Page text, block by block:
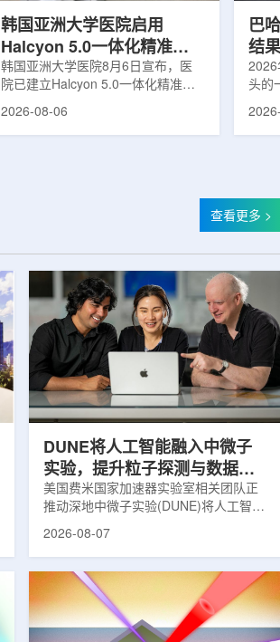
韩国亚洲大学医院启用
Halcyon 5.0一体化精准放
射治疗方案
韩国亚洲大学医院8月6日宣布，医
院已建立Halcyon 5.0一体化精准放
射治疗解决方案，并开始全面用于患
射治疗系统IDENTIFY。亚洲大学医
院表示，该院是韩国首...
2026-08-06
巴
结
2026
头的
强癌
评估
织/泛
力和
家组
查看更多 >
DUNE将人工智能融入中微子
实验，提升粒子探测与数据处
理能力
美国费米国家加速器实验室相关团队正
推动深地中微子实验(DUNE)将人工智能
互作用识别、事件分类和探测器管理能
力。DUNE位于长基线中微子设施，目
前已开始安装大型中微子探测器模块的
结构元件。该实验由近探测器和远探测
器组成：近探测器位于费米实验室，远
2026-08-07